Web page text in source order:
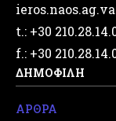
t.: +30
f.: +30
ΔΗΜΟΦΙΛΗ
ΑΡΘΡΑ